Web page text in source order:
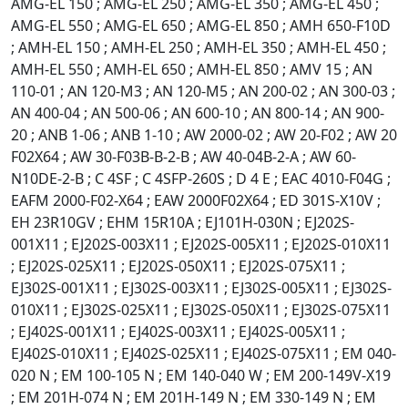
AMG-EL 550 ; AMG-EL 650 ; AMG-EL 850 ; AMH 650-F10D
; AMH-EL 150 ; AMH-EL 250 ; AMH-EL 350 ; AMH-EL 450 ;
AMH-EL 550 ; AMH-EL 650 ; AMH-EL 850 ; AMV 15 ; AN
110-01 ; AN 120-M3 ; AN 120-M5 ; AN 200-02 ; AN 300-03 ;
AN 400-04 ; AN 500-06 ; AN 600-10 ; AN 800-14 ; AN 900-
20 ; ANB 1-06 ; ANB 1-10 ; AW 2000-02 ; AW 20-F02 ; AW 20
F02X64 ; AW 30-F03B-B-2-B ; AW 40-04B-2-A ; AW 60-
N10DE-2-B ; C 4SF ; C 4SFP-260S ; D 4 E ; EAC 4010-F04G ;
EAFM 2000-F02-X64 ; EAW 2000F02X64 ; ED 301S-X10V ;
EH 23R10GV ; EHM 15R10A ; EJ101H-030N ; EJ202S-
001X11 ; EJ202S-003X11 ; EJ202S-005X11 ; EJ202S-010X11
; EJ202S-025X11 ; EJ202S-050X11 ; EJ202S-075X11 ;
EJ302S-001X11 ; EJ302S-003X11 ; EJ302S-005X11 ; EJ302S-
010X11 ; EJ302S-025X11 ; EJ302S-050X11 ; EJ302S-075X11
; EJ402S-001X11 ; EJ402S-003X11 ; EJ402S-005X11 ;
EJ402S-010X11 ; EJ402S-025X11 ; EJ402S-075X11 ; EM 040-
020 N ; EM 100-105 N ; EM 140-040 W ; EM 200-149V-X19
; EM 201H-074 N ; EM 201H-149 N ; EM 330-149 N ; EM